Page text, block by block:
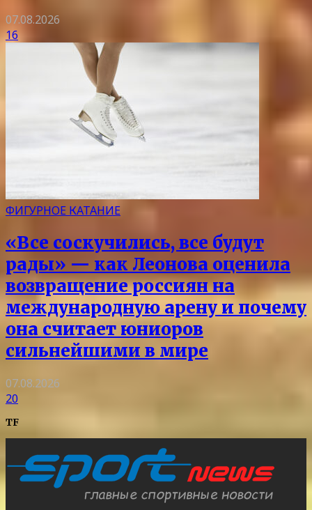
07.08.2026
16
ФИГУРНОЕ КАТАНИЕ
«Все соскучились, все будут
рады» — как Леонова оценила
возвращение россиян на
международную арену и почему
она считает юниоров
сильнейшими в мире
07.08.2026
20
TF